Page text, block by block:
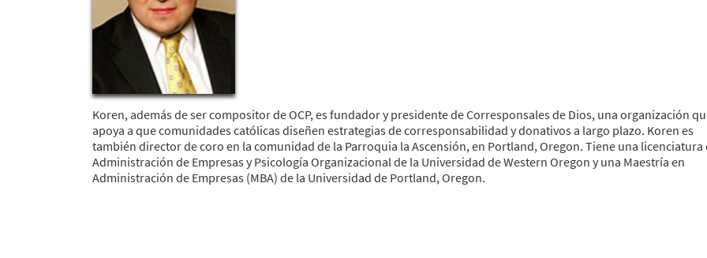
Koren, además de ser compositor de OCP, es fundador y presidente de Corresponsales de Dios, una organización
apoya a que comunidades católicas diseñen estrategias de corresponsabilidad y donativos a largo plazo. Koren es
también director de coro en la comunidad de la Parroquia la Ascensión, en Portland, Oregon. Tiene una licenciatura
Administración de Empresas y Psicología Organizacional de la Universidad de Western Oregon y una Maestría en
Administración de Empresas (MBA) de la Universidad de Portland, Oregon.